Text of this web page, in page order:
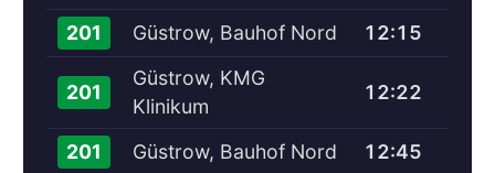
201 Güstrow, Bauhof Nord 12:15
201
Güstrow, KMG
Klinikum
12:22
201 Güstrow, Bauhof Nord 12:45